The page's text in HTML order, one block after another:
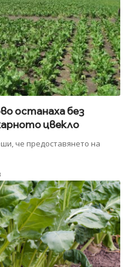
останаха без
цвекло
че предоставянето на